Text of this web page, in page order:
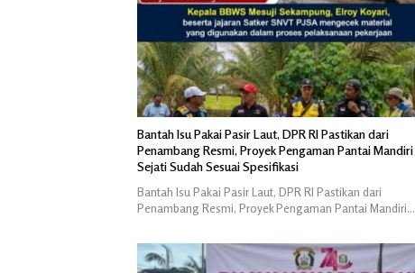
Bantah Isu Pakai Pasir Laut, DPR RI Pastikan dari
Penambang Resmi, Proyek Pengaman Pantai Mandiri
Sejati Sudah Sesuai Spesifikasi
Bantah Isu Pakai Pasir Laut, DPR RI Pastikan dari
Penambang Resmi, Proyek Pengaman Pantai Mandiri…